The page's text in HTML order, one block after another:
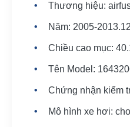
Thương hiệu:
Năm: 2005-
Chiều cao mục:
Tên Model:
Chứng nhận kiểm
Mô hình xe hơi: